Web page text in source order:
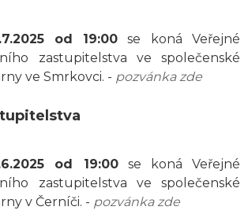
od 19:00 se koná Veřejné
zastupitelstva ve společenské
ve Smrkovci. - pozvánka zde
od 19:00se koná Veřejné
zastupitelstva ve společenské
v Černíči. - pozvánka zde